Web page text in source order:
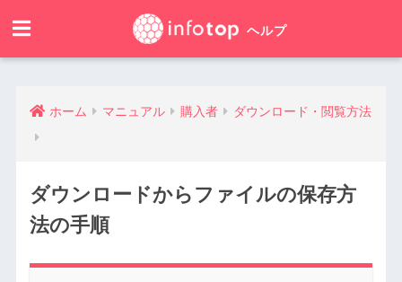
ホーム マニュアル 購入者 ダウンロード・閲覧方法
ダウンロードからファイルの保存方
法の手順